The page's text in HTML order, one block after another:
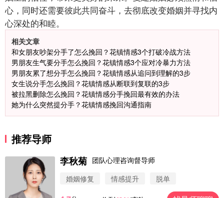
心，同时还需要彼此共同奋斗，去彻底改变婚姻并寻找内
心深处的和睦。
相关文章
和女朋友吵架分手了怎么挽回？花镇情感3个打破冷战方法
男朋友生气要分手怎么挽回？花镇情感3个应对冷暴力方法
男朋友累了想分手怎么挽回？花镇情感从追问到理解的3步
女生说分手怎么挽回？花镇情感从断联到复联的3步
被拉黑删除怎么挽回？花镇情感分手挽回最有效的办法
她为什么突然提分手？花镇情感挽回沟通指南
推荐导师
李秋菊 团队心理咨询督导师
婚姻修复
情感提升 脱单